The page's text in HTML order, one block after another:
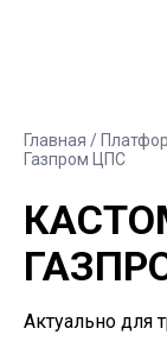
Главная /
Газпром ЦПС
Актуально для